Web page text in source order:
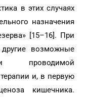
в этих случаях
назначения
[15–16]. При
возможные
проводимой
и, в первую
кишечника.